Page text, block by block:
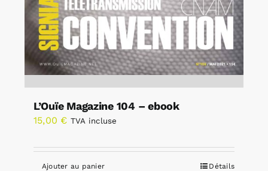
L’Ouïe Magazine 104 – ebook
15,00 € TVA incluse
Ajouter au panier Détails